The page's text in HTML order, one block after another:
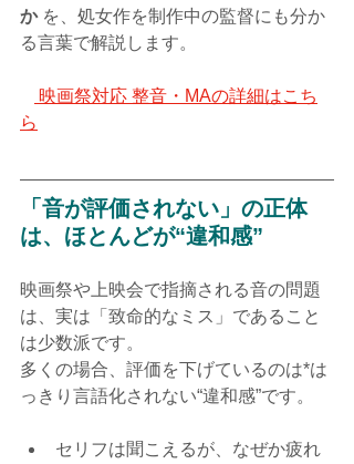
か を、処女作を制作中の監督にも分か
る言葉で解説します。
映画祭対応 整音・MAの詳細はこち
ら
「音が評価されない」の正体
は、ほとんどが“違和感”
映画祭や上映会で指摘される音の問題
は、実は「致命的なミス」であること
は少数派です。
多くの場合、評価を下げているのは*は
っきり言語化されない“違和感”です。
セリフは聞こえるが、なぜか疲れ